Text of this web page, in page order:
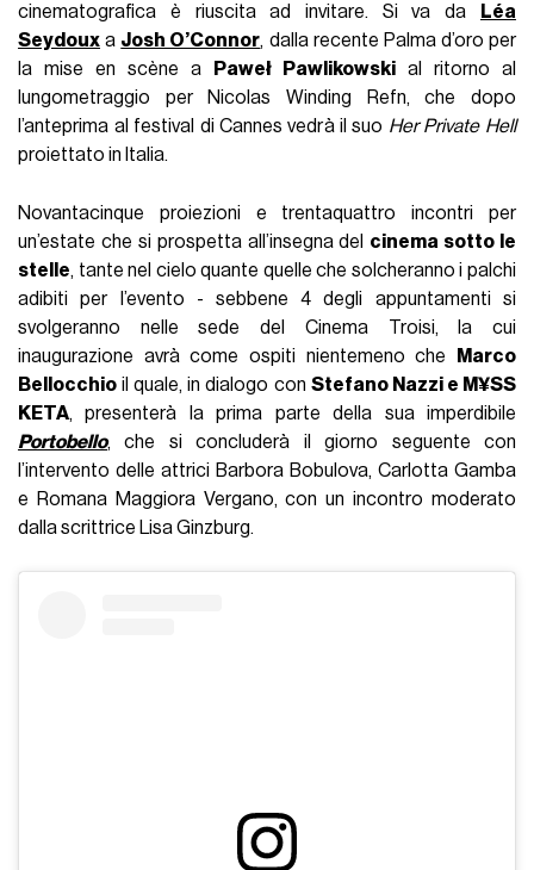
cinematografica è riuscita ad invitare. Si va da
Léa
Seydoux a Josh O’Connor, dalla recente Palma d’oro per
la mise en scène a
Paweł Pawlikowski al ritorno al
lungometraggio per Nicolas Winding Refn, che dopo
l’anteprima al festival di Cannes vedrà il suo Her Private Hell
proiettato in Italia.
Novantacinque proiezioni e trentaquattro incontri per
un’estate che si prospetta all’insegna del cinema sotto le
stelle, tante nel cielo quante quelle che solcheranno i palchi
adibiti per l’evento - sebbene 4 degli appuntamenti si
svolgeranno nelle sede del Cinema Troisi, la cui
inaugurazione avrà come ospiti nientemeno che
Marco
Bellocchio il quale, in dialogo con Stefano Nazzi e M¥SS
KETA, presenterà la prima parte della sua imperdibile
Portobello, che si concluderà il giorno seguente con
l’intervento delle attrici Barbora Bobulova, Carlotta Gamba
e Romana Maggiora Vergano, con un incontro moderato
dalla scrittrice Lisa Ginzburg.